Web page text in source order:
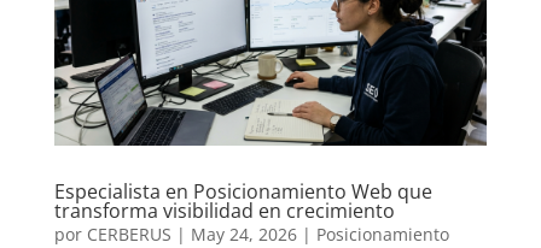
Especialista en Posicionamiento Web que
transforma visibilidad en crecimiento
por CERBERUS | May 24, 2026| Posicionamiento